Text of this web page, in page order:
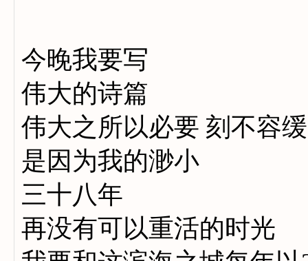
今晚我要写
伟大的诗篇
伟大之所以必要 刻不容缓
是因为我的渺小
三十八年
再没有可以重活的时光